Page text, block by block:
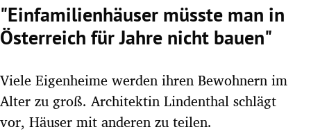
Untermenü
"Einfamilienhäuser müsste man in
Österreich für Jahre nicht bauen"
Viele Eigenheime werden ihren Bewohnern im
Alter zu groß. Architektin Lindenthal schlägt
vor, Häuser mit anderen zu teilen.